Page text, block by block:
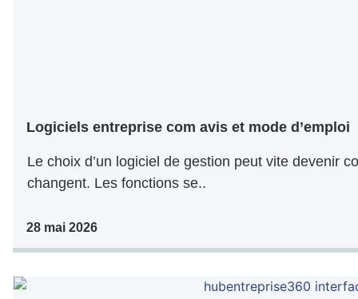
Logiciels entreprise com avis et mode d’emploi
Le choix d’un logiciel de gestion peut vite devenir
changent. Les fonctions se..
28 mai 2026